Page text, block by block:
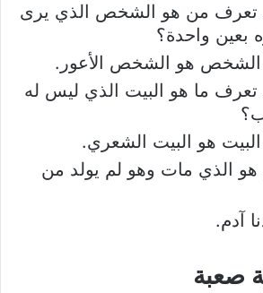
تعرف من هو الشخص الذي يرى
بعين واحدة؟
الشخص هو الشخص الأعور.
تعرف ما هو البيت الذي ليس له
هو البيت الشعري.
هو الذي مات وهو لم يولد من
آدم.
صعبة